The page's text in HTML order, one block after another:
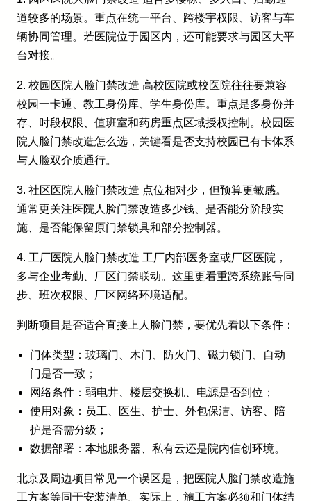
道较多的场景。重点在统一平台、跨楼宇权限、访客与车
辆协同管理。若医院位于园区内，还可能要求与园区大平
台对接。
2. 校园医院人脸门禁改造 高校医院或校医院往往要兼容
校园一卡通、教工身份库、学生身份库。重点是多身份并
存、时段权限、值班室和药房重点区域授权控制。校园医
院人脸门禁改造怎么选，关键看是否支持校园已有卡体系
与人脸双介质通行。
3. 社区医院人脸门禁改造 点位相对少，但预算更敏感。
通常更关注医院人脸门禁改造多少钱、是否能分阶段实
施、是否能保留原门禁锁具和部分控制器。
4. 工厂医院人脸门禁改造 工厂内部医务室或厂区医院，
多与企业考勤、厂区门禁联动。这里更看重跨系统账号同
步、班次权限、厂区网络环境适配。
判断项目是否适合直接上人脸门禁，要优先看以下条件：
门体类型：玻璃门、木门、防火门、磁力锁门、自动
门是否一致；
网络条件：弱电井、楼层交换机、电源是否到位；
使用对象：员工、医生、护士、外包保洁、访客、陪
护是否需分级；
数据部署：本地服务器、私有云还是院内信创环境。
北京及周边项目常见一个误区是，把医院人脸门禁改造施
工方案等同于安装清单。实际上，施工方案必须和门体结